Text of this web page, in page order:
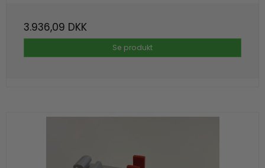
3.936,09 DKK
Se produkt